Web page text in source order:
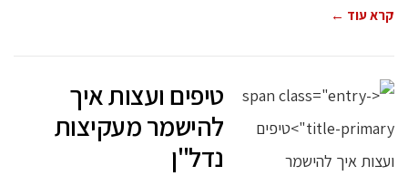
קרא עוד ←
טיפים ועצות איך
להישמר מעקיצות
נדל"ן